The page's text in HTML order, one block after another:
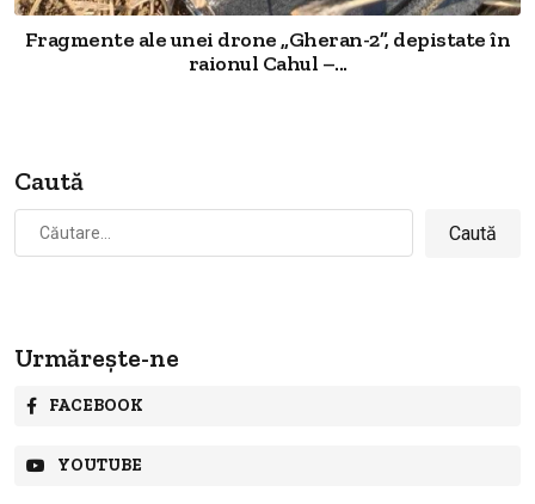
Fragmente ale unei drone „Gheran-2”, depistate în
raionul Cahul –...
Caută
după:
Urmărește-ne
FACEBOOK
YOUTUBE